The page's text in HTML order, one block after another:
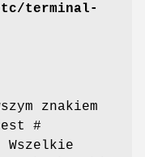
terminal-
znakiem
#